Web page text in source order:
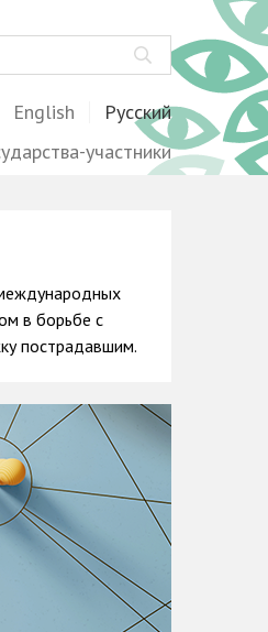
English Русский
участники
в борьбе с
пострадавшим.